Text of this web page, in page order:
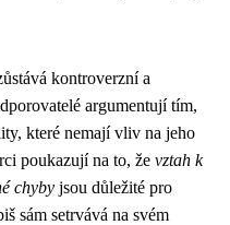
kontroverzní a
argumentují tím,
které nemají vliv na jeho
poukazují na to, že vztah k
chyby jsou důležité pro
sám setrvává na svém